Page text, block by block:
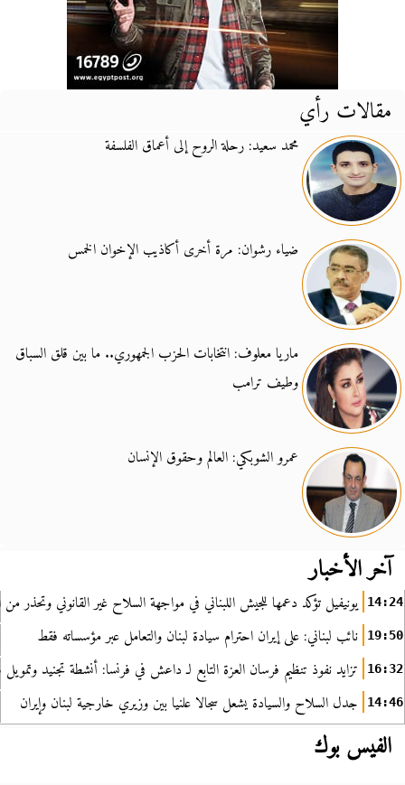
مقالات رأي
محمد سعيد: رحلة الروح إلى أعماق الفلسفة
ضياء رشوان: مرة أخرى أكاذيب الإخوان الخمس
ماريا معلوف: انتخابات الحزب الجمهوري.. ما بين قلق السباق
وطيف ترامب
عمرو الشوبكي: العالم وحقوق الإنسان
آخر الأخبار
14:24 يونيفيل تؤكد دعمها للجيش اللبناني في مواجهة السلاح غير القانوني وتحذر من
19:50 نائب لبناني: على إيران احترام سيادة لبنان والتعامل عبر مؤسساته فقط
16:32 تزايد نفوذ تنظيم فرسان العزة التابع لـ داعش في فرنسا: أنشطة تجنيد
14:46 جدل السلاح والسيادة يشعل سجالا علنيا بين وزيري خارجية لبنان وإيران
الفيس بوك